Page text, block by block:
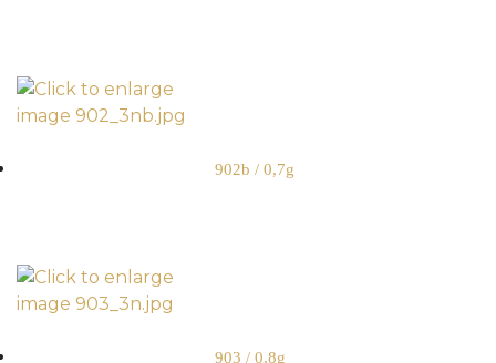
902b / 0,7g
903 / 0,8g